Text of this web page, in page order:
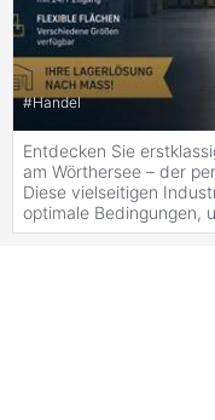
#Handel
Entdecken Sie
am Wörthersee – der
Diese vielseitigen
optimale Bedingungen,